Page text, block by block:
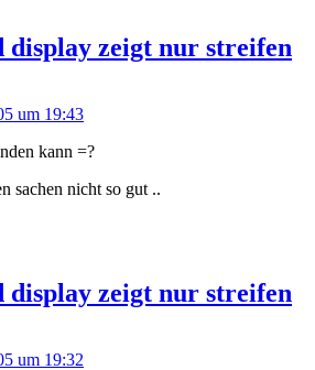
display zeigt nur streifen
um 19:43
kann =?
sachen nicht so gut ..
display zeigt nur streifen
um 19:32